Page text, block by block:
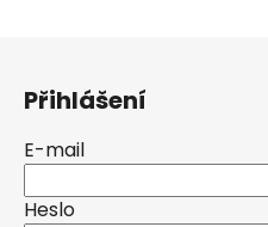
Přihlášení
E-mail
Heslo